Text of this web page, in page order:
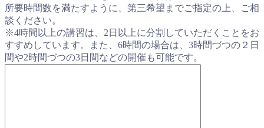
所要時間数を満たすように、第三希望までご指定の上、ご相
談ください。
※4時間以上の講習は、2日以上に分割していただくことをお
すすめしています。また、6時間の場合は、3時間づつの２日
間や2時間づつの3日間などの開催も可能です。